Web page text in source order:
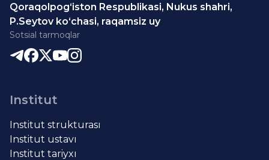
Qoraqolpog‘iston Respublikasi, Nukus shahri,
P.Seytov ko‘chasi, raqamsiz uy
Sotsial tarmoqlar
Institut
Institut strukturası
Institut ustavı
Institut tariyxı